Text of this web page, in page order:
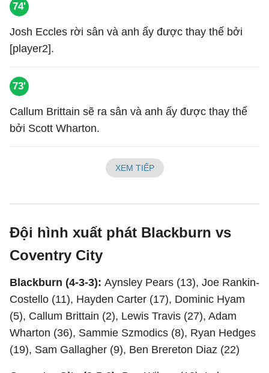
74'
Josh Eccles rời sân và anh ấy được thay thế bởi
[player2].
73'
Callum Brittain sẽ ra sân và anh ấy được thay thế
bởi Scott Wharton.
XEM TIẾP
Đội hình xuất phát Blackburn vs
Coventry City
Blackburn (4-3-3): Aynsley Pears (13), Joe Rankin-
Costello (11), Hayden Carter (17), Dominic Hyam
(5), Callum Brittain (2), Lewis Travis (27), Adam
Wharton (36), Sammie Szmodics (8), Ryan Hedges
(19), Sam Gallagher (9), Ben Brereton Diaz (22)